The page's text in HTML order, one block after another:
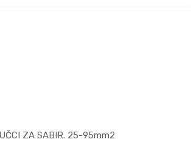
ZA SABIR. 25-95mm2